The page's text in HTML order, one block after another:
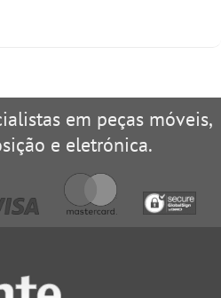
em peças móveis,
e eletrónica.